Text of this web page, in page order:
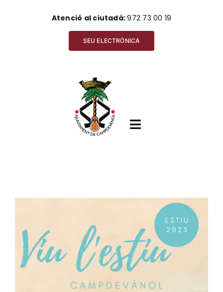
Atenció al ciutadà:972 73 00 19
SEU ELECTRÒNICA
Toggle
Ajuntament
Ciutadania
View
Larger
Image